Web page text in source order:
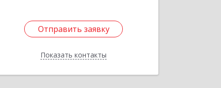
Отправить заявку
Показать контакты
Отправить заявку
Назад